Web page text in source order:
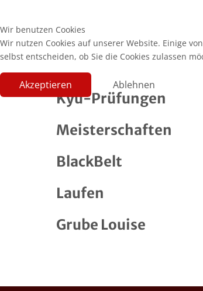
Kyu-Prüfungen
Meisterschaften
BlackBelt
Laufen
Grube Louise
Wir benutzen Cookies
Wir nutzen Cookies auf unserer Website. Einige
selbst entscheiden, ob Sie die Cookies zulassen
Akzeptieren Ablehnen